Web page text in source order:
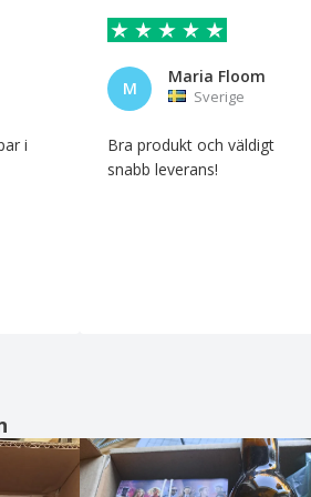
i
M
Maria Floom
Sverige
Bra produkt och väldigt
snabb leverans!